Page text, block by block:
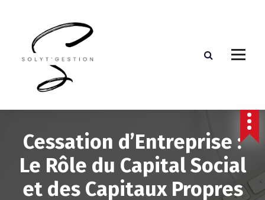
Cessation d’Entreprise :
Le Rôle du Capital Social
et des Capitaux Propres